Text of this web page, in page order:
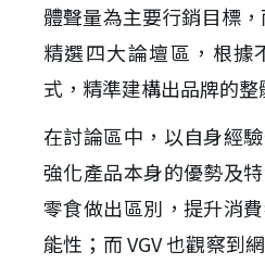
體聲量為主要行銷目標
精選四大論壇區，根據
式，精準建構出品牌的整
在討論區中，以自身經
強化產品本身的優勢及
零食做出區別，提升消
能性；而 VGV 也觀察到